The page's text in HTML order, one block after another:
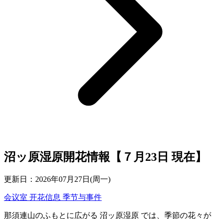
沼ッ原湿原開花情報【７月23日 現在】
更新日：2026年07月27日(周一)
会议室 开花信息 季节与事件
那須連山のふもとに広がる 沼ッ原湿原 では、季節の花々が